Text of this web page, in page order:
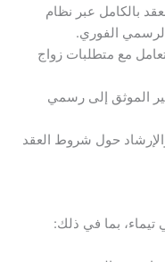
بالكامل عبر نظام
الفوري.
مع متطلبات زواج
الموثق إلى رسمي
حول شروط العقد
تيماء، بما في ذلك: